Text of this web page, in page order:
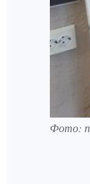
Фото: